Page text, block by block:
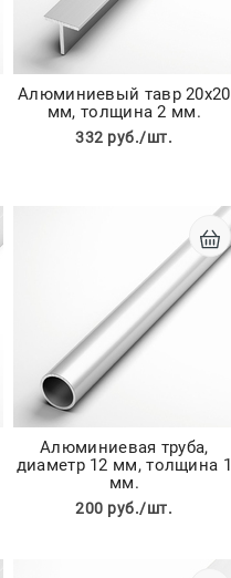
Алюминиевый тавр 20х20
мм, толщина 2 мм.
332 руб./шт.
Алюминиевая труба,
диаметр 12 мм, толщина 1
мм.
200 руб./шт.